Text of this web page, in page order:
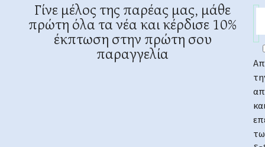
Γίνε μέλος της παρέας μας, μάθε
πρώτη όλα τα νέα και κέρδισε 10%
έκπτωση στην πρώτη σου
παραγγελία